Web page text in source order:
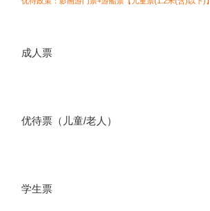
成人票
优待票（儿童/老人）
学生票